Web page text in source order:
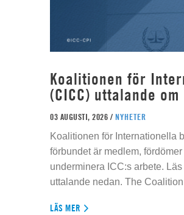
Koalitionen för
(CICC) uttalande om
03 AUGUSTI, 2026 / NYHETER
Koalitionen för Internationella
förbundet är medlem,
underminera ICC:s arbete.
uttalande nedan. The
LÄS MER